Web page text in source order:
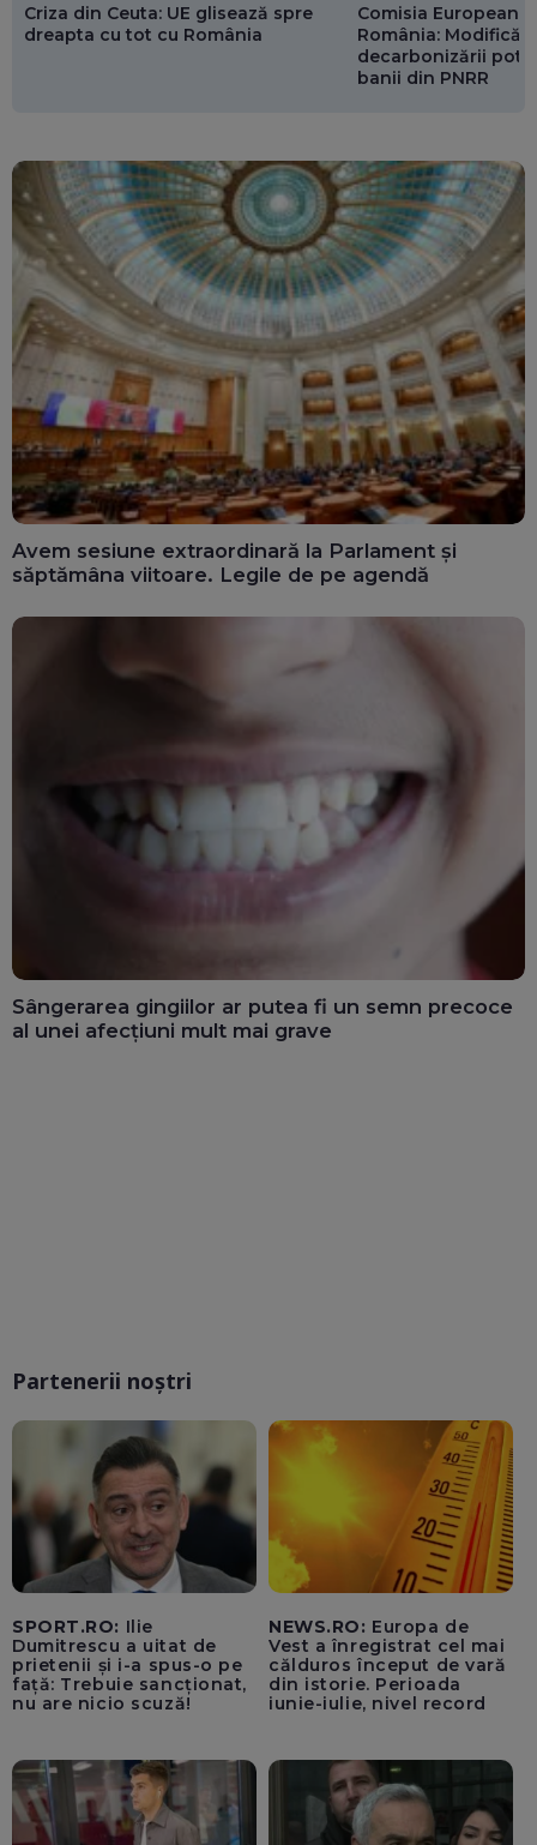
Criza din Ceuta: UE glisează spre
dreapta cu tot cu România
Comisia Europeană
România:
decarbonizării pot
banii din PNRR
Avem sesiune extraordinară la Parlament și
săptămâna viitoare. Legile de pe agendă
Sângerarea gingiilor ar putea fi un semn precoce
al unei afecțiuni mult mai grave
Partenerii noștri
SPORT.RO: Ilie
Dumitrescu a uitat de
prietenii și i-a spus-o pe
față: Trebuie sancționat,
nu are nicio scuză!
NEWS.RO: Europa de
Vest a înregistrat cel mai
călduros început de vară
din istorie. Perioada
iunie-iulie, nivel record